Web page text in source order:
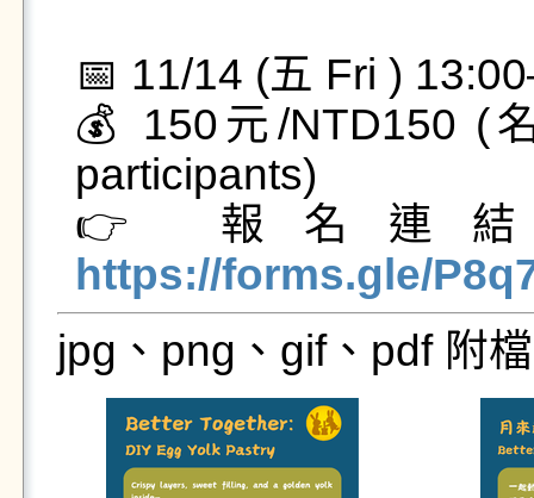
📅 11/14 (五 Fri )
💰 150元/NTD150 (
participants)
👉 報名連結 /
https://forms.gle/
jpg、png、gif、pdf 附